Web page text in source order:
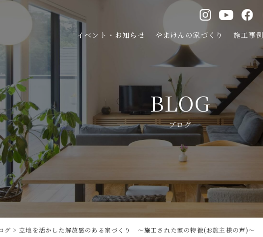
イベント・お知らせ やまけんの家づくり 施工事例
BLOG
ブログ
グ 立地を活かした解放感のある家づくり ～施工された家の特徴(お施主様の声)～